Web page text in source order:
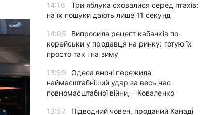
14:16
Три яблука сховалися серед птахів:
на їх пошуки дають лише 11 секунд
14:05
Випросила рецепт кабачків по-
корейськи у продавця на ринку: готую їх
просто так і на зиму
13:59
Одеса вночі пережила
наймасштабніший удар за весь час
повномасштабної війни, – Коваленко
13:57
Підводний човен, проданий Канаді